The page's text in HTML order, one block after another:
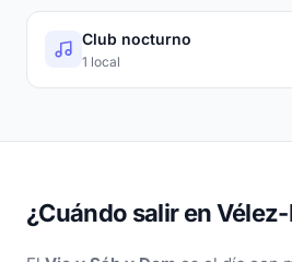
Club nocturno
1 local
¿Cuándo salir en